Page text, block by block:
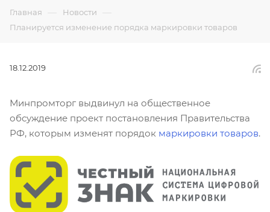
Главная — Новости —
Планируется изменение порядка маркировки товаров
18.12.2019
Минпромторг выдвинул на общественное
обсуждение проект постановления Правительства
РФ, которым изменят порядок маркировки товаров.